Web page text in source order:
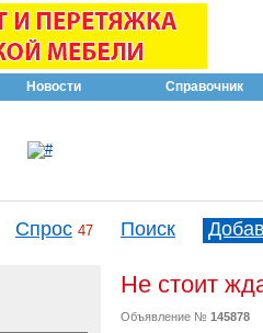
Новости Справочник
Спрос 47 Поиск
Не стоит
Объявление № 145878